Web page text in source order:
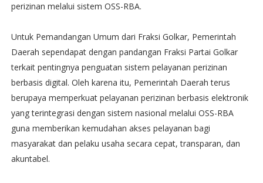
perizinan melalui sistem OSS-RBA.
Untuk Pemandangan Umum dari Fraksi Golkar, Pemerintah
Daerah sependapat dengan pandangan Fraksi Partai Golkar
terkait pentingnya penguatan sistem pelayanan perizinan
berbasis digital. Oleh karena itu, Pemerintah Daerah terus
berupaya memperkuat pelayanan perizinan berbasis elektronik
yang terintegrasi dengan sistem nasional melalui OSS-RBA
guna memberikan kemudahan akses pelayanan bagi
masyarakat dan pelaku usaha secara cepat, transparan, dan
akuntabel.